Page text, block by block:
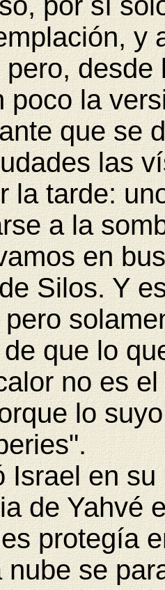
y
desde
poco la
que se
las
la tarde:
a la
en
Silos. Y
que lo
no es
lo
Israel en
de Yahvé
protegía
nube se